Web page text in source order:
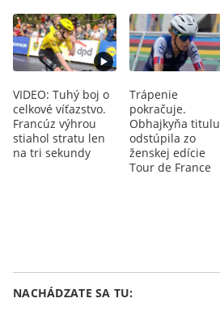
VIDEO: Tuhý boj o
celkové víťazstvo.
Francúz výhrou
stiahol stratu len
na tri sekundy
Trápenie
pokračuje.
Obhajkyňa titulu
odstúpila zo
ženskej edície
Tour de France
NACHÁDZATE SA TU: